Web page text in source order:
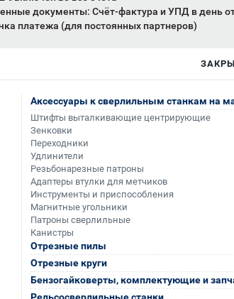
документы: Счёт-фактура и УПД в день
платежа (для постоянных партнеров)
Аксессуары к сверлильным станкам на
Штифты выталкивающие центрирующие
Зенковки
Переходники
Удлинители
Резьбонарезные патроны
Адаптеры втулки для метчиков
Инструменты и приспособления
Магнитные угольники
Патроны сверлильные
Канистры
Отрезные пилы
Отрезные круги
Бензогайковерты, комплектующие и
Рельсосверлильные станки